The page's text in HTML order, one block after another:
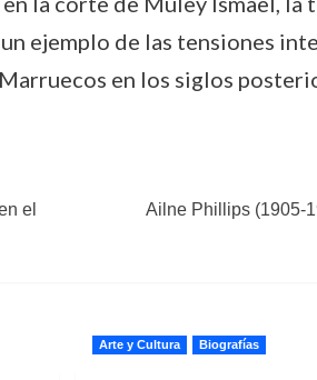
ejemplo de las tensiones
en los siglos
el
Ailne Phillips (1905-
Arte y Cultura Biografías